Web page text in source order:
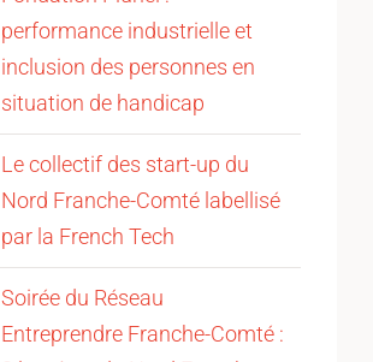
performance industrielle et
inclusion des personnes en
situation de handicap
Le collectif des start-up du
Nord Franche-Comté labellisé
par la French Tech
Soirée du Réseau
Entreprendre Franche-Comté :